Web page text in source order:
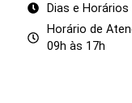
Dias e
Horário de
09h às 17h